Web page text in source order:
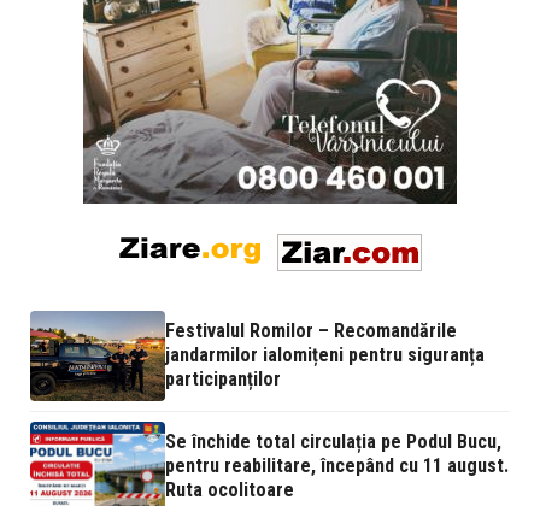
Festivalul Romilor – Recomandările
jandarmilor ialomițeni pentru siguranța
participanților
Se închide total circulația pe Podul Bucu,
pentru reabilitare, începând cu 11 august.
Ruta ocolitoare